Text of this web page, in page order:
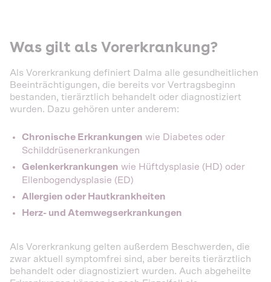
Was gilt als Vorerkrankung?
Als Vorerkrankung definiert Dalma alle gesundheitlichen
Beeinträchtigungen, die bereits vor Vertragsbeginn
bestanden, tierärztlich behandelt oder diagnostiziert
wurden. Dazu gehören unter anderem:
Chronische Erkrankungen wie Diabetes oder
Schilddrüsenerkrankungen
Gelenkerkrankungen wie Hüftdysplasie (HD) oder
Ellenbogendysplasie (ED)
Allergien oder Hautkrankheiten
Herz- und Atemwegserkrankungen
Als Vorerkrankung gelten außerdem Beschwerden, die
zwar aktuell symptomfrei sind, aber bereits tierärztlich
behandelt oder diagnostiziert wurden. Auch abgeheilte